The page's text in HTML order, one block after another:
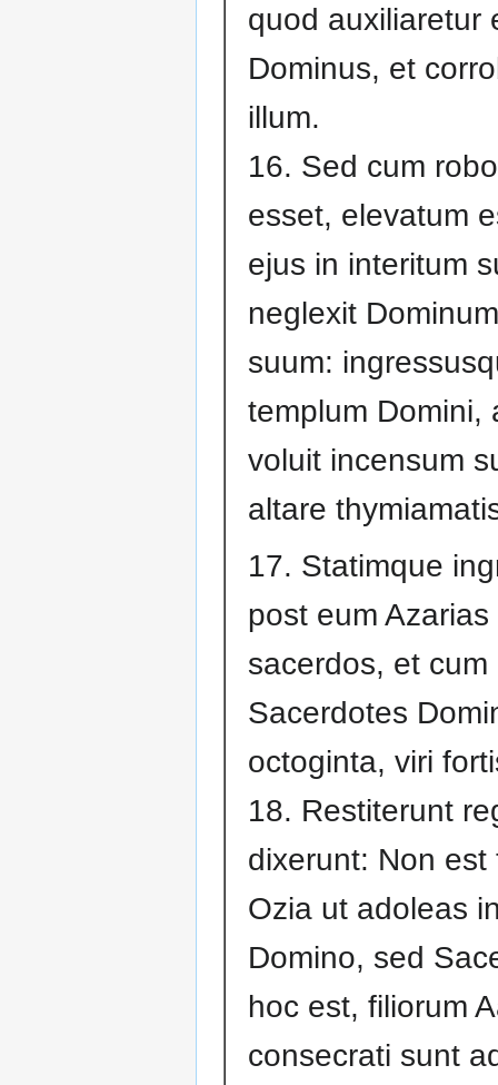
quod auxiliaretur
Dominus, et
illum.
16. Sed cum
esset, elevatum
ejus in interitum
neglexit
suum:
templum Domini,
voluit incensum
altare
17. Statimque
post eum Azarias
sacerdos, et cum
Sacerdotes
octoginta, viri
18. Restiterunt
dixerunt: Non est
Ozia ut adoleas
Domino, sed
hoc est, filiorum
consecrati sunt